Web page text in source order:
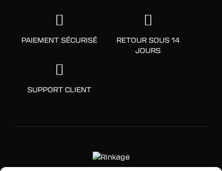
PAIEMENT SÉCURISÉ
RETOUR SOUS 14
JOURS
SUPPORT CLIENT